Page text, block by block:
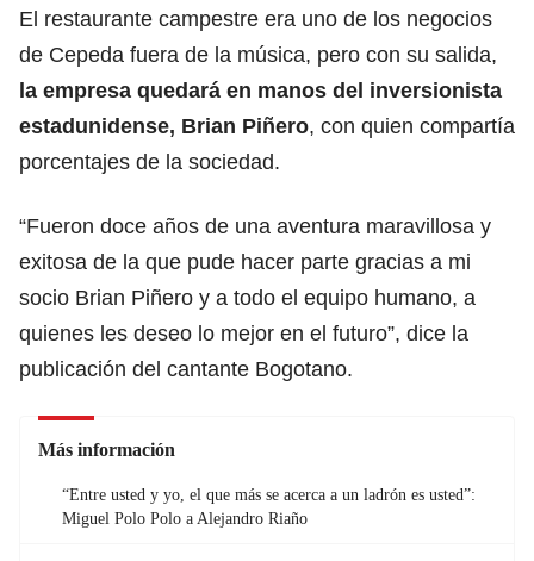
El restaurante campestre era uno de los negocios
de Cepeda fuera de la música, pero con su salida,
la empresa quedará en manos del inversionista
estadunidense, Brian Piñero, con quien compartía
porcentajes de la sociedad.
“Fueron doce años de una aventura maravillosa y
exitosa de la que pude hacer parte gracias a mi
socio Brian Piñero y a todo el equipo humano, a
quienes les deseo lo mejor en el futuro”, dice la
publicación del cantante Bogotano.
Más información
“Entre usted y yo, el que más se acerca a un ladrón es usted”:
Miguel Polo Polo a Alejandro Riaño